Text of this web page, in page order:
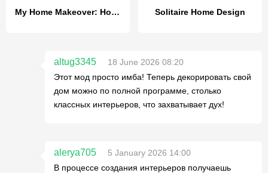
My Home Makeover: House Design Solitaire Home Design
altug3345
18 June 2026 08:20
Этот мод просто имба! Теперь декорировать свой
дом можно по полной программе, столько
классных интерьеров, что захватывает дух!
alerya705
5 January 2026 14:00
В процессе создания интерьеров получаешь